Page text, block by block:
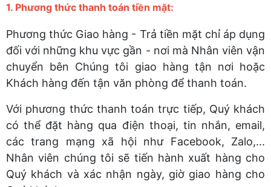
1. Phương thức thanh toán tiền mặt:
Phương thức Giao hàng - Trả tiền mặt chỉ áp dụng
đối với những khu vực gần - nơi mà Nhân viên vận
chuyển bên Chúng tôi giao hàng tận nơi hoặc
Khách hàng đến tận văn phòng để thanh toán.
Với phương thức thanh toán trực tiếp, Quý khách
có thể đặt hàng qua điện thoại, tin nhắn, email,
các trang mạng xã hội như Facebook, Zalo,...
Nhân viên chúng tôi sẽ tiến hành xuất hàng cho
Quý khách và xác nhận ngày, giờ giao hàng cho